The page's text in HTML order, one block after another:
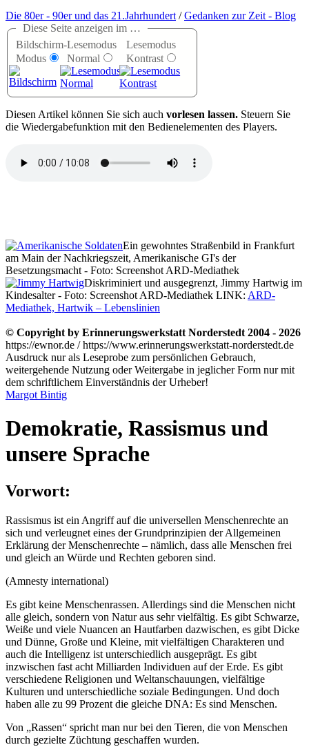
Die 80er - 90er und das 21.Jahrhundert/Gedanken zur Zeit - Blog
Diese Seite anzeigen im …
Bildschirm-
Modus
Lesemodus
Normal
Lesemodus
Kontrast
Diesen Artikel können Sie sich auch vorlesen lassen. Steuern Sie
die Wiedergabefunktion mit den Bedienelementen des Players.
Ein gewohntes Straßenbild in Frankfurt
am Main der Nachkriegszeit, Amerikanische GI's der
Besetzungsmacht - Foto: Screenshot ARD-Mediathek
Diskriminiert und ausgegrenzt, Jimmy Hartwig im
Kindesalter - Foto: Screenshot ARD-Mediathek LINK: ARD-
Mediathek, Hartwik – Lebenslinien
© Copyright by Erinnerungswerkstatt Norderstedt 2004 - 2026
https://ewnor.de / https://www.erinnerungswerkstatt-norderstedt.de
Ausdruck nur als Leseprobe zum persönlichen Gebrauch,
weitergehende Nutzung oder Weitergabe in jeglicher Form nur mit
dem schriftlichem Einverständnis der Urheber!
Margot Bintig
Demokratie, Rassismus und
unsere Sprache
Vorwort:
Rassismus ist ein Angriff auf die universellen Menschenrechte an
sich und verleugnet eines der Grundprinzipien der Allgemeinen
Erklärung der Menschenrechte – nämlich, dass alle Menschen frei
und gleich an Würde und Rechten geboren sind.
(Amnesty international)
Es gibt keine Menschenrassen. Allerdings sind die Menschen nicht
alle gleich, sondern von Natur aus sehr vielfältig. Es gibt Schwarze,
Weiße und viele Nuancen an Hautfarben dazwischen, es gibt Dicke
und Dünne, Große und Kleine, mit vielfältigen Charakteren und
auch die Intelligenz ist unterschiedlich ausgeprägt. Es gibt
inzwischen fast acht Milliarden Individuen auf der Erde. Es gibt
verschiedene Religionen und Weltanschauungen, vielfältige
Kulturen und unterschiedliche soziale Bedingungen. Und doch
haben alle zu 99 Prozent die gleiche DNA: Es sind Menschen.
Von
Rassen
spricht man nur bei den Tieren, die von Menschen
durch gezielte Züchtung geschaffen wurden.